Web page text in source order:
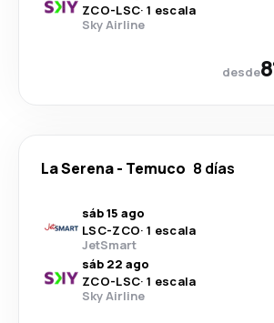
ZCO-LSC· 1 escala
Sky Airline
desde
La Serena- Temuco 8 días
sáb 15 ago
LSC-ZCO· 1 escala
JetSmart
sáb 22 ago
ZCO-LSC· 1 escala
Sky Airline